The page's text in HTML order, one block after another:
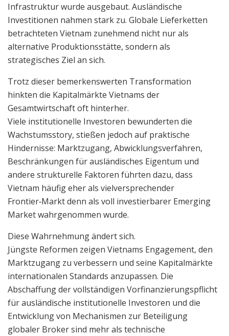
Infrastruktur wurde ausgebaut. Ausländische
Investitionen nahmen stark zu. Globale Lieferketten
betrachteten Vietnam zunehmend nicht nur als
alternative Produktionsstätte, sondern als
strategisches Ziel an sich.
Trotz dieser bemerkenswerten Transformation
hinkten die Kapitalmärkte Vietnams der
Gesamtwirtschaft oft hinterher.
Viele institutionelle Investoren bewunderten die
Wachstumsstory, stießen jedoch auf praktische
Hindernisse: Marktzugang, Abwicklungsverfahren,
Beschränkungen für ausländisches Eigentum und
andere strukturelle Faktoren führten dazu, dass
Vietnam häufig eher als vielversprechender
Frontier‑Markt denn als voll investierbarer Emerging
Market wahrgenommen wurde.
Diese Wahrnehmung ändert sich.
Jüngste Reformen zeigen Vietnams Engagement, den
Marktzugang zu verbessern und seine Kapitalmärkte
internationalen Standards anzupassen. Die
Abschaffung der vollständigen Vorfinanzierungspflicht
für ausländische institutionelle Investoren und die
Entwicklung von Mechanismen zur Beteiligung
globaler Broker sind mehr als technische